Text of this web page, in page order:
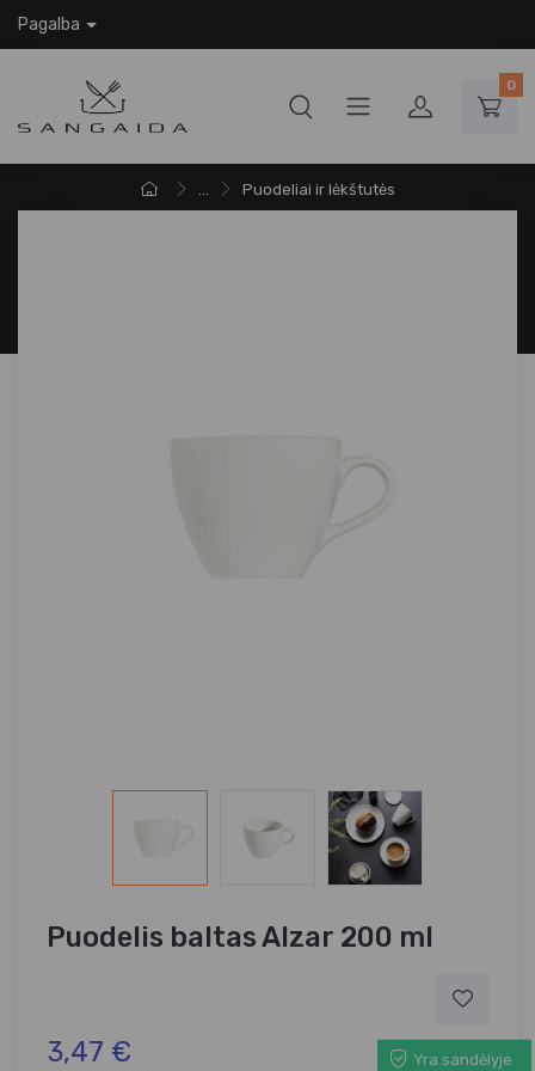
Pagalba
0
... Puodeliai ir lėkštutės
Puodelis baltas Alzar 200 ml
3,47 €
Yra sandėlyje